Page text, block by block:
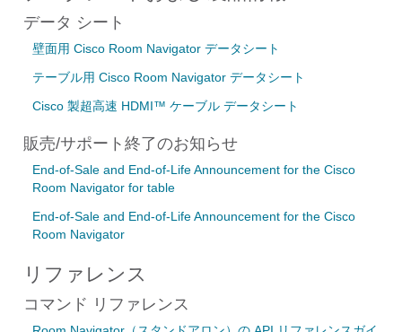
データ シート
壁面用 Cisco Room Navigator データシート
テーブル用 Cisco Room Navigator データシート
Cisco 製超高速 HDMI™ ケーブル データシート
販売/サポート終了のお知らせ
End-of-Sale and End-of-Life Announcement for the Cisco
Room Navigator for table
End-of-Sale and End-of-Life Announcement for the Cisco
Room Navigator
リファレンス
コマンド リファレンス